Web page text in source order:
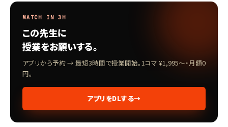
MATCH IN 3H
この先生に
授業をお願いする。
アプリから予約 → 最短3時間で授業開始。1コマ ¥1,995〜・月額0
円。
アプリをDLする→